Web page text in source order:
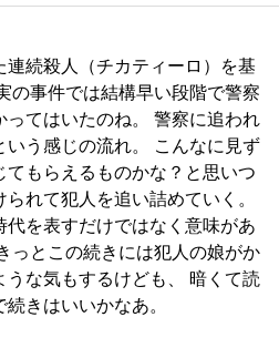
連続殺人（チカティーロ）を基
の事件では結構早い段階で警察
ってはいたのね。 警察に追われ
いう感じの流れ。 こんなに見ず
てもらえるものかな？と思いつ
れて犯人を追い詰めていく。
代を表すだけではなく意味があ
っとこの続きには犯人の娘がか
うな気もするけども、 暗くて読
きはいいかなあ。